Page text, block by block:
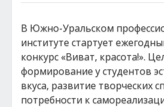
В Южно-Уральском
институте стартует
конкурс «Виват, красота!».
формирование у студентов
вкуса, развитие творческих
потребности к